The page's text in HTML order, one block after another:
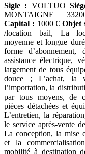
Sigle : VOLTUO
MONTAIGNE
Capital : 1000 € Objet
/location bail, La
moyenne et longue
forme
assistance électrique,
largement de tous
douce ; L’achat, la
l’importation, la
par tous moyens, de
pièces détachées et
L’entretien, la
le service après-vente
La conception, la mise
et la
mobilité à destination